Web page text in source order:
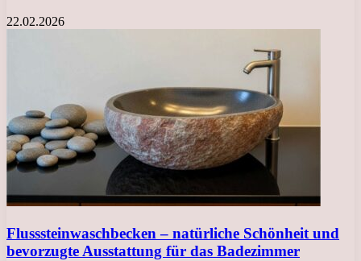
22.02.2026
Flusssteinwaschbecken – natürliche Schönheit und
bevorzugte Ausstattung für das Badezimmer